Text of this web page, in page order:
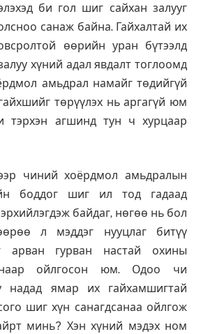
би гол шиг сайхан залууг
санаж байна. Гайхалтай их
өөрийн уран бүтээлд
хүний адал явдалт тоглоомд
амьдрал намайг төдийгүй
төрүүлэх нь аргагүй юм
тэрхэн агшинд тун ч хурцаар
чиний хоёрдмол амьдралын
боддог шиг ил тод гадаад
байдаг, нөгөө нь бол
л мэддэг нууцлаг битүү
арван гурван настай охины
ойлгосон юм. Одоо чи
надад ямар их гайхамшигтай
шиг хүн санагдсанаа ойлгож
минь? Хэн хүний мэдэх ном